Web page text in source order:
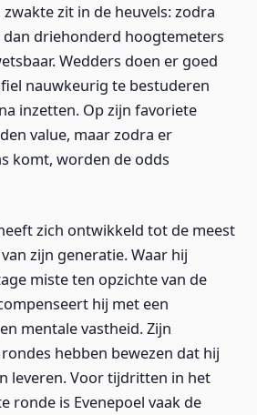
zit in de heuvels: zodra
driehonderd hoogtemeters
Wedders doen er goed
nauwkeurig te bestuderen
inzetten. Op zijn favoriete
value, maar zodra er
komt, worden de odds
zich ontwikkeld tot de meest
zijn generatie. Waar hij
miste ten opzichte van de
hij met een
mentale vastheid. Zijn
hebben bewezen dat hij
leveren. Voor tijdritten in het
ronde is Evenepoel vaak de